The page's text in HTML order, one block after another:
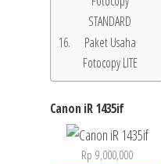
STANDARD
Paket Usaha
Fotocopy LITE
Canon iR 1435if
Rp 9,000,000